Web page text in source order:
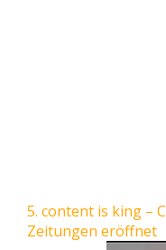
5. content is king –
Zeitungen eröffnet